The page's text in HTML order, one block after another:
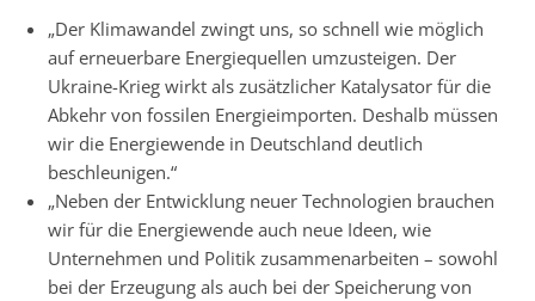
„Der Klimawandel zwingt uns, so schnell wie möglich
auf erneuerbare Energiequellen umzusteigen. Der
Ukraine-Krieg wirkt als zusätzlicher Katalysator für die
Abkehr von fossilen Energieimporten. Deshalb müssen
wir die Energiewende in Deutschland deutlich
beschleunigen.“
„Neben der Entwicklung neuer Technologien brauchen
wir für die Energiewende auch neue Ideen, wie
Unternehmen und Politik zusammenarbeiten – sowohl
bei der Erzeugung als auch bei der Speicherung von